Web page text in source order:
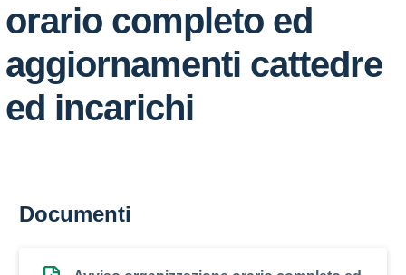
orario completo ed
aggiornamenti cattedre
ed incarichi
Documenti